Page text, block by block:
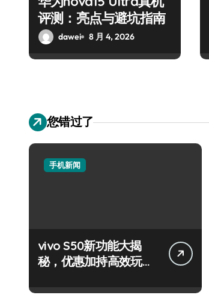
评测：亮点与避坑指南
dawei 8 月 4, 2026
您错过了
手机新闻
vivo S50新功能大揭
秘，优惠加持高效玩机